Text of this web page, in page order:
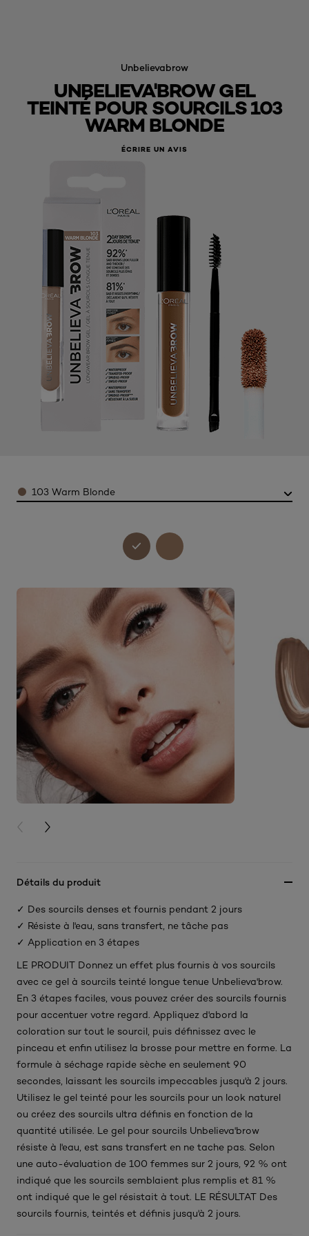
Unbelievabrow
UNBELIEVA'BROW GEL
TEINTÉ POUR SOURCILS 103
WARM BLONDE
ÉCRIRE UN AVIS
Color103 Warm Blonde
PREVIOUS CARD
NEXT CARD
Détails du produit
✓ Des sourcils denses et fournis pendant 2 jours
✓ Résiste à l'eau, sans transfert, ne tâche pas
✓ Application en 3 étapes
LE PRODUIT Donnez un effet plus fournis à vos sourcils
avec ce gel à sourcils teinté longue tenue Unbelieva'brow.
En 3 étapes faciles, vous pouvez créer des sourcils fournis
pour accentuer votre regard. Appliquez d'abord la
coloration sur tout le sourcil, puis définissez avec le
pinceau et enfin utilisez la brosse pour mettre en forme. La
formule à séchage rapide sèche en seulement 90
secondes, laissant les sourcils impeccables jusqu'à 2 jours.
Utilisez le gel teinté pour les sourcils pour un look naturel
ou créez des sourcils ultra définis en fonction de la
quantité utilisée. Le gel pour sourcils Unbelieva'brow
résiste à l'eau, est sans transfert en ne tache pas. Selon
une auto-évaluation de 100 femmes sur 2 jours, 92 % ont
indiqué que les sourcils semblaient plus remplis et 81 %
ont indiqué que le gel résistait à tout. LE RÉSULTAT Des
sourcils fournis, teintés et définis jusqu'à 2 jours.